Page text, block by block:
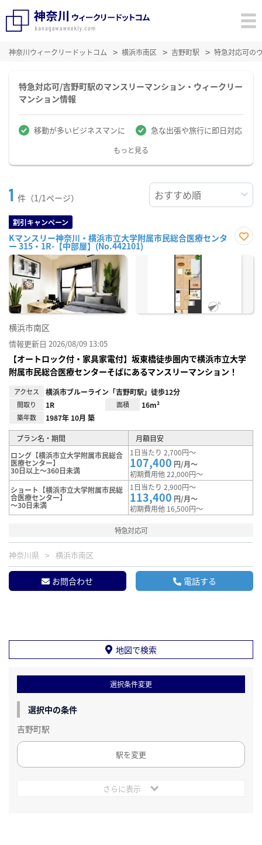
神奈川ウィークリードットコム 横浜市南区 吉野町駅 特急対応可の
特急対応可/吉野町駅のマンスリーマンション・ウィークリー
マンション情報
移動が多いビジネスマンに 急な出張や旅行に即日対応
もっと見る
1 件（1/1ページ）
割引キャンペーン
Kマンスリー神奈川・横浜市立大学附属市民総合医療センタ
ー 315・1R-【中部屋】(No.442101)
に入
横浜市南区
情報更新日 2026/08/09 13:05
【オートロック付・家具家電付】坂東橋徒歩圏内で横浜市立大学
附属市民総合医療センターそばにあるマンスリーマンション！
アクセス 横浜市ブルーライン「吉野町駅」徒歩12分
間取り 1R 面積 16m²
築年数 1987年 10月 築
プラン名・期間
月額目安
ロング【横浜市立大学附属市民総合
医療センター】
30日以上～360日未満
1日当たり 2,700円～
107,400 円/月～
初期費用他 22,000円～
ショート【横浜市立大学附属市民総
合医療センター】
～30日未満
1日当たり 2,900円～
113,400 円/月～
初期費用他 16,500円～
特急対応可
神奈川県 横浜市南区
お問合わせ 電話する
地図で検索
選択条件変更
選択中の条件
吉野町駅
駅を変更
さらに表示